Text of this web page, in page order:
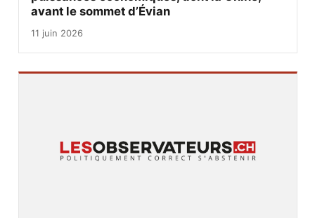
avant le sommet d’Évian
11 juin 2026